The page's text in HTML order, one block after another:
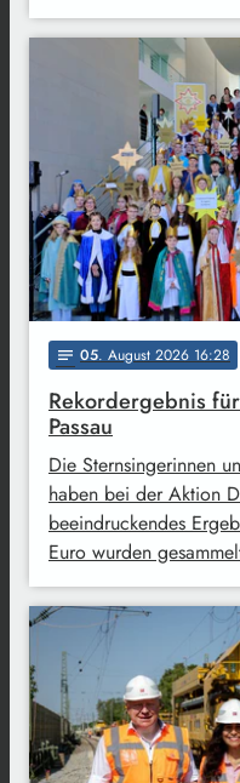
notes 05. August 2026 16:28
Rekordergebnis
Passau
Die Sternsingerinnen
haben bei der Aktion
beeindruckendes
Euro wurden